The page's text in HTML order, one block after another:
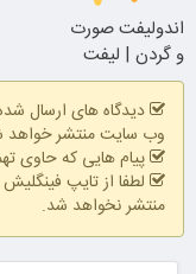
اندولیفت صورت
و گردن | لیفت
بدون جراحی
با ۲۰٪ تخفیف
دیدگاه های ارسال
وب سایت منتشر خواهد
پیام هایی که حاوی
لطفا از تایپ
منتشر نخواهد شد.